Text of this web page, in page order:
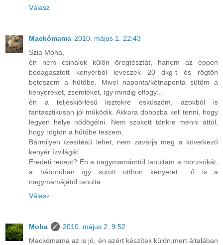
Válasz
Mackómama 2010. május 1. 22:43
Szia Moha,
én nem csinálok külön öregtésztát, hanem az éppen
bedagasztott kenyérből leveszek 20 dkg-t és rögtön
beteszem a hűtőbe. Mivel naponta/kétnaponta sütöm a
kenyereket, zsemléket, így mindig elfogy...
én a teljeskiőrlésű lisztekre esküszöm, azokból is
fantasztikusan jól működik. Akkora dobozba kell tenni, hogy
legyen helye nődögélni. Nem szokott tönkre menni attól,
hogy rögtön a hűtőbe teszem.
Bármilyen ízesítésű lehet, nem zavarja meg a következő
kenyér ízvilágát.
Eredeti recept? Én a nagymamámtól tanultam a morzsókát,
a háborúban így sütött otthon kenyeret... ő is a
nagymamájától tanulta...
Válasz
Moha
2010. május 2. 9:52
Mackómama az is jó, én azért készítek külön,mert általában